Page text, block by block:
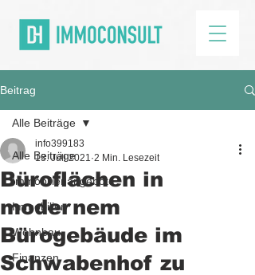
Beitrag
Alle Beiträge
Immobilienangebote
Immobilien
Wohnbau
Finanzen
Alle Beiträge
Büroflächen in
modernem
Bürogebäude im
Schwabenhof zu
info399183
13. Juli 2021 2 Min. Lesezeit